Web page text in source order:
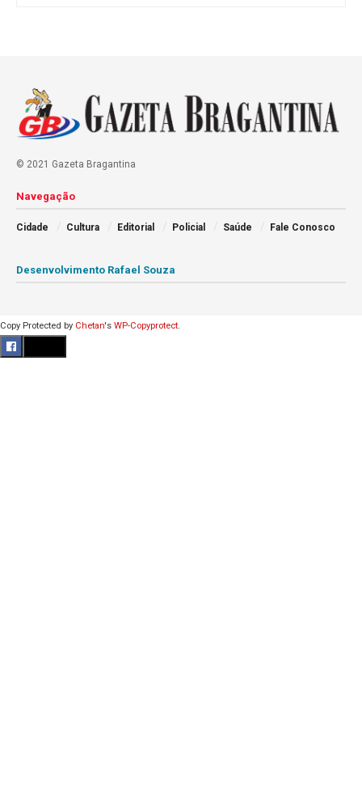
© 2021 Gazeta Bragantina
Navegação
Cidade Cultura Editorial Policial Saúde Fale Conosco
Desenvolvimento Rafael Souza
Copy Protected by Chetan's WP-Copyprotect.